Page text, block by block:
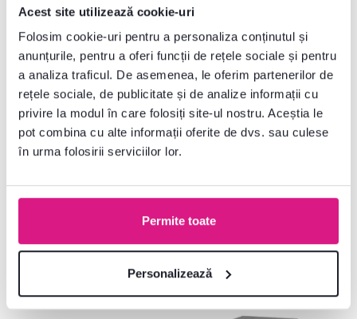
Acest site utilizează cookie-uri
Folosim cookie-uri pentru a personaliza conținutul și
anunțurile, pentru a oferi funcții de rețele sociale și pentru
a analiza traficul. De asemenea, le oferim partenerilor de
rețele sociale, de publicitate și de analize informații cu
privire la modul în care folosiți site-ul nostru. Aceștia le
pot combina cu alte informații oferite de dvs. sau culese
în urma folosirii serviciilor lor.
Permite toate
Personalizează
TYP 10
859 lei
4,9 3
Container, grafit/alb, RIOMA
NEW TYP 14